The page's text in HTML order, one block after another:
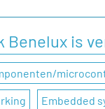
in te vullen.
is
Embedded